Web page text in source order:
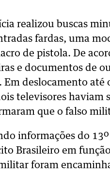
realizou buscas
fardas, uma
de pistola. De
e documentos de
Em deslocamento até
televisores haviam
que o falso
informações do
Brasileiro em
foram